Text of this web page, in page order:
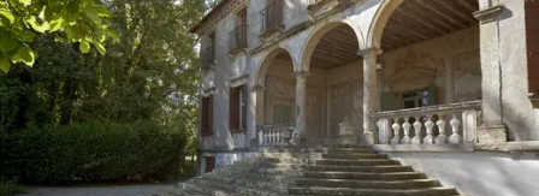
oli. Se on todiste ylellisyydestä, rikkauksista ja
arvokkuudesta sekä Veneton renessanssin taiteen ja
arkkitehtuurin kauneudesta.